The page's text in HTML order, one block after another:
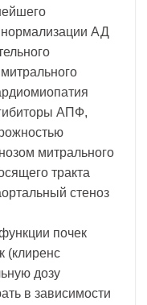
АД
АПФ,
митрального
тракта
стеноз
почек
(клиренс
дозу
в зависимости